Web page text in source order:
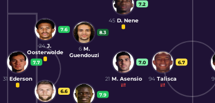
7.7
31 Ederson
6.6
7.6
24 J.
Oosterwolde
7.9
8.3
6 M.
Guendouzi
7.0
21 M. Asensio
7.2
45 D. Nene
6.7
94 Talisca 9